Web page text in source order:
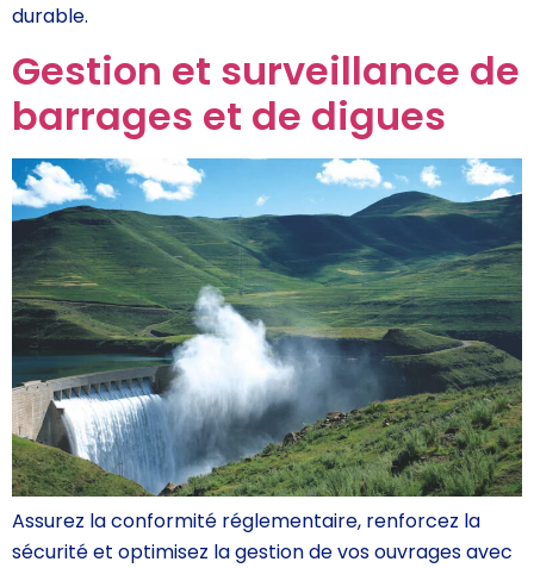
durable.
Gestion et surveillance de
barrages et de digues
Assurez la conformité réglementaire, renforcez la
sécurité et optimisez la gestion de vos ouvrages avec